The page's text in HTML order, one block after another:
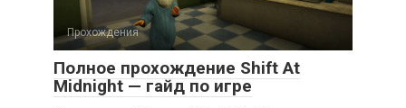
Прохождения
Полное прохождение Shift At
Midnight — гайд по игре